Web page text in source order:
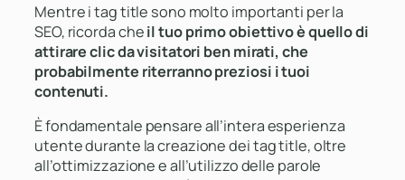
Mentre i tag title sono molto importanti per la
SEO, ricorda cheil tuo primo obiettivo è quello di
attirare clic da visitatori ben mirati, che
probabilmente riterranno preziosi i tuoi
contenuti.
È fondamentale pensare all’intera esperienza
utente durante la creazione dei tag title, oltre
all’ottimizzazione e all’utilizzo delle parole